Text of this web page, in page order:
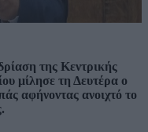
της Κεντρικής
μίλησε τη Δευτέρα ο
αφήνοντας ανοιχτό το